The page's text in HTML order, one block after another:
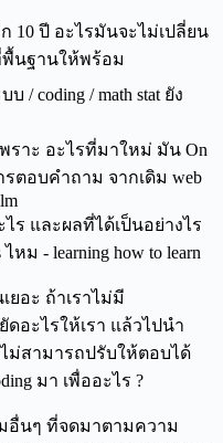
10 ปี อะไรมันจะไม่เปลี่ยน
พื้นฐานให้พร้อม
/ coding / math stat ยัง
พราะ อะไรที่มาใหม่ มัน On
รตอบคำถาม จากเดิม web
ร และผลที่ได้เป็นอย่างไร
หม - learning how to learn
ยอะ ถ้าเราไม่มี
ดอะไรให้เรา แล้วไปนำ
ม่สามารถปรับให้ตอบได้
มา เพื่ออะไร ?
อื่นๆ ที่จดมาตามความ